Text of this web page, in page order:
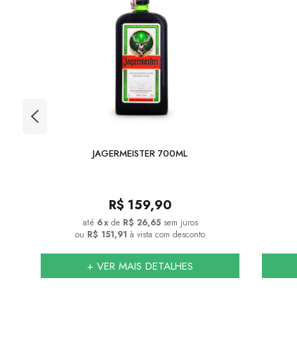
JAGERMEISTER 700ML
R$ 159,90
6x de R$ 26,65 sem juros
ou R$ 151,91 à vista com desconto
+ VER MAIS DETALHES